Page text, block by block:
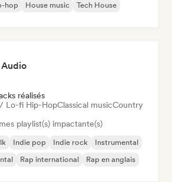
hop House music Tech House
réalisés
Lo-fi Hip-HopClassical musicCountry
playlist(s) impactante(s)
Indie pop Indie rock
Instrumental
Rap international Rap en anglais